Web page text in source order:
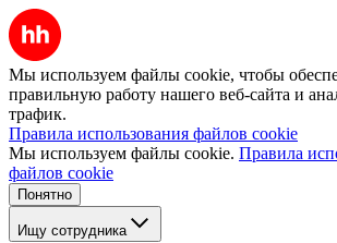
Мы используем файлы cookie, чтобы
правильную работу нашего веб-сайта и
трафик.
Правила использования файлов cookie
Мы используем файлы cookie. Правила
файлов cookie
Понятно
Ищу сотрудника